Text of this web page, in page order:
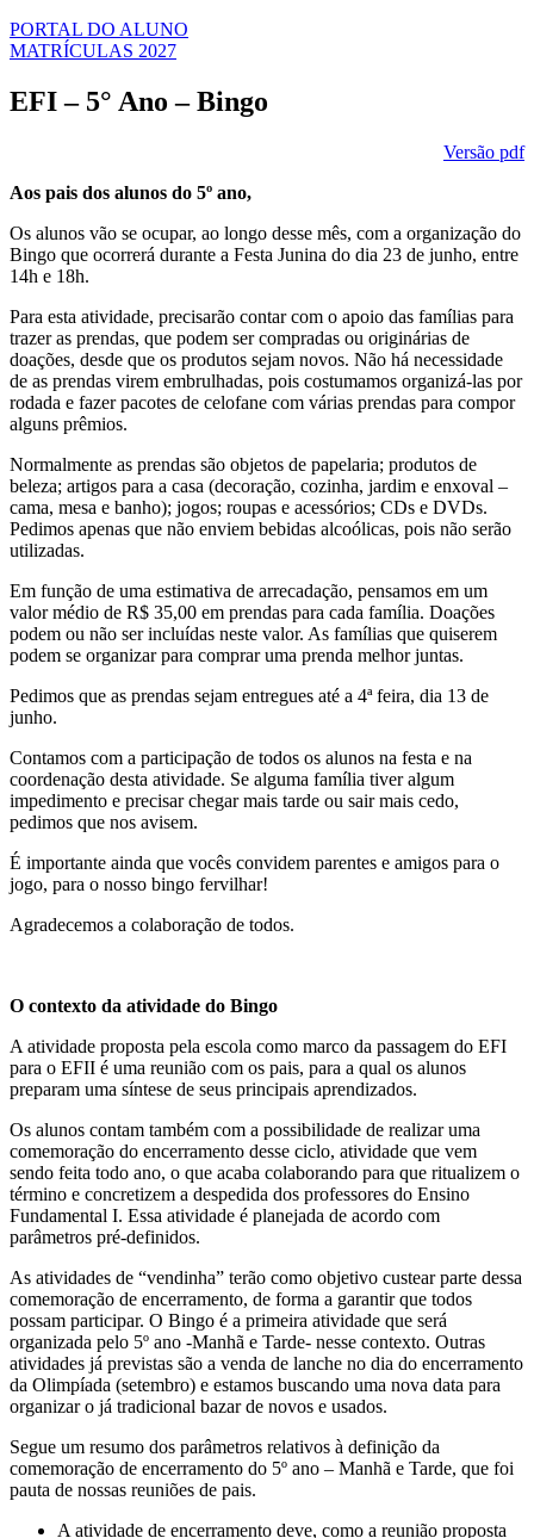
PORTAL DO ALUNO
MATRÍCULAS 2027
EFI – 5° Ano – Bingo
Versão pdf
Aos pais dos alunos do 5º ano,
Os alunos vão se ocupar, ao longo desse mês, com a organização do
Bingo que ocorrerá durante a Festa Junina do dia 23 de junho, entre
14h e 18h.
Para esta atividade, precisarão contar com o apoio das famílias para
trazer as prendas, que podem ser compradas ou originárias de
doações, desde que os produtos sejam novos. Não há necessidade
de as prendas virem embrulhadas, pois costumamos organizá-las por
rodada e fazer pacotes de celofane com várias prendas para compor
alguns prêmios.
Normalmente as prendas são objetos de papelaria; produtos de
beleza; artigos para a casa (decoração, cozinha, jardim e enxoval –
cama, mesa e banho); jogos; roupas e acessórios; CDs e DVDs.
Pedimos apenas que não enviem bebidas alcoólicas, pois não serão
utilizadas.
Em função de uma estimativa de arrecadação, pensamos em um
valor médio de R$ 35,00 em prendas para cada família. Doações
podem ou não ser incluídas neste valor. As famílias que quiserem
podem se organizar para comprar uma prenda melhor juntas.
Pedimos que as prendas sejam entregues até a 4ª feira, dia 13 de
junho.
Contamos com a participação de todos os alunos na festa e na
coordenação desta atividade. Se alguma família tiver algum
impedimento e precisar chegar mais tarde ou sair mais cedo,
pedimos que nos avisem.
É importante ainda que vocês convidem parentes e amigos para o
jogo, para o nosso bingo fervilhar!
Agradecemos a colaboração de todos.
O contexto da atividade do Bingo
A atividade proposta pela escola como marco da passagem do EFI
para o EFII é uma reunião com os pais, para a qual os alunos
preparam uma síntese de seus principais aprendizados.
Os alunos contam também com a possibilidade de realizar uma
comemoração do encerramento desse ciclo, atividade que vem
sendo feita todo ano, o que acaba colaborando para que ritualizem o
término e concretizem a despedida dos professores do Ensino
Fundamental I. Essa atividade é planejada de acordo com
parâmetros pré-definidos.
As atividades de “vendinha” terão como objetivo custear parte dessa
comemoração de encerramento, de forma a garantir que todos
possam participar. O Bingo é a primeira atividade que será
organizada pelo 5º ano -Manhã e Tarde- nesse contexto. Outras
atividades já previstas são a venda de lanche no dia do encerramento
da Olimpíada (setembro) e estamos buscando uma nova data para
organizar o já tradicional bazar de novos e usados.
Segue um resumo dos parâmetros relativos à definição da
comemoração de encerramento do 5º ano – Manhã e Tarde, que foi
pauta de nossas reuniões de pais.
A atividade de encerramento deve, como a reunião proposta